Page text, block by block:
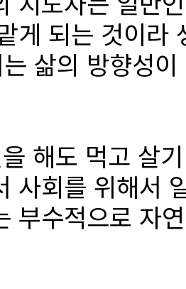
게 되는 것이라
삶의 방향성
해도 먹고 살
사회를 위해서
부수적으로 자